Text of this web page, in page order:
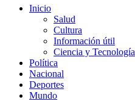
Inicio
Salud
Cultura
Información útil
Ciencia y Tecnología
Política
Nacional
Deportes
Mundo